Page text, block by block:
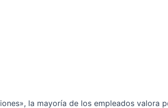
la mayoría de los empleados valora